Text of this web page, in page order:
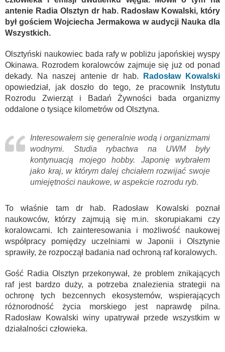
antenie Radia Olsztyn dr hab. Radosław Kowalski, który
był gościem Wojciecha Jermakowa w audycji Nauka dla
Wszystkich.
Olsztyński naukowiec bada rafy w pobliżu japońskiej wyspy
Okinawa. Rozrodem koralowców zajmuje się już od ponad
dekady. Na naszej antenie dr hab.
Radosław Kowalski
opowiedział, jak doszło do tego, że pracownik Instytutu
Rozrodu Zwierząt i Badań Żywności bada organizmy
oddalone o tysiące kilometrów od Olsztyna.
Interesowałem się generalnie wodą i organizmami
wodnymi. Studia rybactwa na UWM były
kontynuacją mojego hobby. Japonię wybrałem
jako kraj, w którym dalej chciałem rozwijać swoje
umiejętności naukowe, w aspekcie rozrodu ryb.
To właśnie tam dr hab. Radosław Kowalski poznał
naukowców, którzy zajmują się m.in. skorupiakami czy
koralowcami. Ich zainteresowania i możliwość naukowej
współpracy pomiędzy uczelniami w Japonii i Olsztynie
sprawiły, że rozpoczął badania nad ochroną raf koralowych.
Gość Radia Olsztyn przekonywał, że problem znikających
raf jest bardzo duży, a potrzeba znalezienia strategii na
ochronę tych bezcennych ekosystemów, wspierających
różnorodność życia morskiego jest naprawdę pilna.
Radosław Kowalski winy upatrywał przede wszystkim w
działalności człowieka.